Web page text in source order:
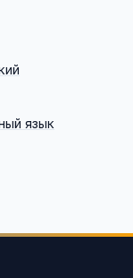
язык